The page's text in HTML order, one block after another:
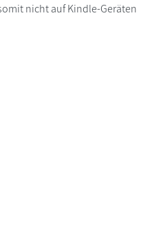
nicht auf Kindle-Geräten